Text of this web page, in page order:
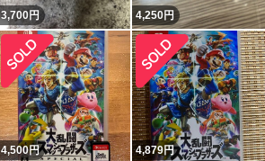
3,700円 4,250円
4,500円 4,879円